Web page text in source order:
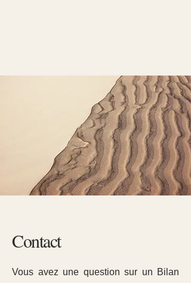
Contact
Vous avez une question sur un Bilan